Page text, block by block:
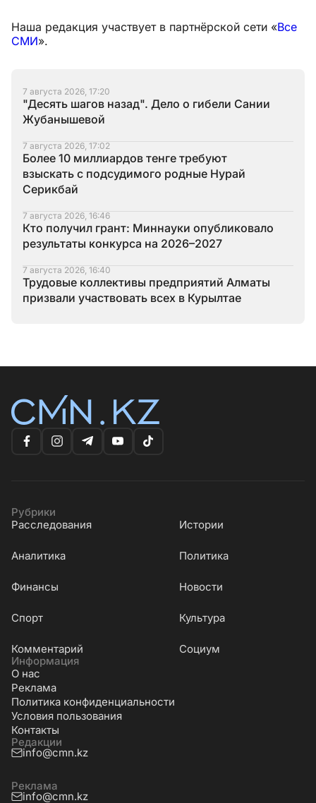
Наша редакция участвует в партнёрской сети «Все
СМИ».
7 августа 2026, 17:20
"Десять шагов назад". Дело о гибели Сании
Жубанышевой
7 августа 2026, 17:02
Более 10 миллиардов тенге требуют
взыскать с подсудимого родные Нурай
Серикбай
7 августа 2026, 16:46
Кто получил грант: Миннауки опубликовало
результаты конкурса на 2026–2027
7 августа 2026, 16:40
Трудовые коллективы предприятий Алматы
призвали участвовать всех в Курылтае
Рубрики
Расследования
Истории
Аналитика Политика
Финансы Новости
Cпорт Культура
Комментарий
Социум
Информация
О нас
Реклама
Политика конфиденциальности
Условия пользования
Контакты
Редакции
info@cmn.kz
Реклама
info@cmn.kz